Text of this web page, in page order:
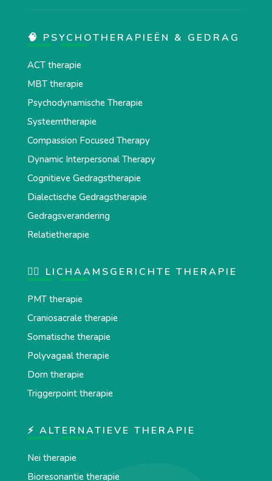
🧠 PSYCHOTHERAPIEËN & GEDRAG
ACT therapie
MBT therapie
Psychodynamische Therapie
Systeemtherapie
Compassion Focused Therapy
Dynamic Interpersonal Therapy
Cognitieve Gedragstherapie
Dialectische Gedragstherapie
Gedragsverandering
Relatietherapie
💆‍♂️ LICHAAMSGERICHTE THERAPIE
PMT therapie
Craniosacrale therapie
Somatische therapie
Polyvagaal therapie
Dorn therapie
Triggerpoint therapie
⚡ ALTERNATIEVE THERAPIE
Nei therapie
Bioresonantie therapie